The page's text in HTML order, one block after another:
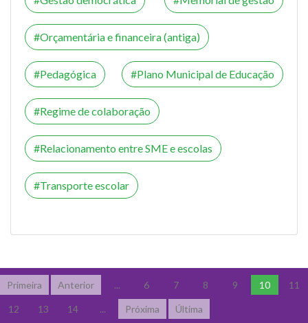
Orçamentária e financeira (antiga)
Pedagógica Plano Municipal de Educação
Regime de colaboração
Relacionamento entre SME e escolas
Transporte escolar
Primeira Anterior ... 6 7 8 9 10 11
12 13 14 ... Próxima Última